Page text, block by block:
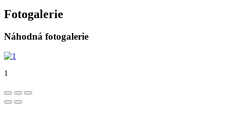
Fotogalerie
Náhodná fotogalerie
1